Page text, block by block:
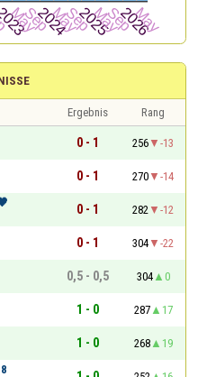
Ergebnis
Rang
0 - 1 256
-13
0 - 1 270
-14
0 - 1 282
-12
0 - 1 304
-22
0,5 - 0,5 304
0
1 - 0 287
17
1 - 0 268
19